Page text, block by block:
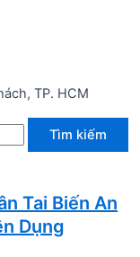
TP. HCM
Tìm kiếm
Tai Biến An
Dụng